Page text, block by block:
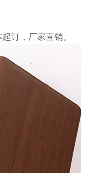
订，厂家直销。